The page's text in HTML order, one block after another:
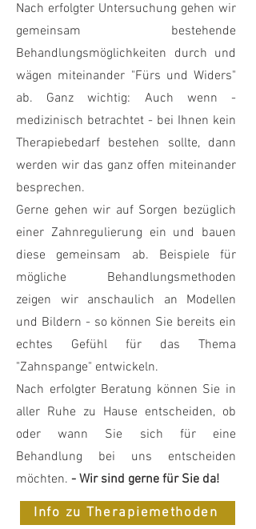
Nach erfolgter Untersuchung gehen wir
gemeinsam bestehende
Behandlungsmöglichkeiten durch und
wägen miteinander "Fürs und Widers"
ab. Ganz wichtig: Auch wenn -
medizinisch betrachtet - bei Ihnen kein
Therapiebedarf bestehen sollte, dann
werden wir das ganz offen miteinander
besprechen.
Gerne gehen wir auf Sorgen bezüglich
einer Zahnregulierung ein und bauen
diese gemeinsam ab. Beispiele für
mögliche Behandlungsmethoden
zeigen wir anschaulich an Modellen
und Bildern - so können Sie bereits ein
echtes Gefühl für das Thema
"Zahnspange" entwickeln.
Nach erfolgter Beratung können Sie in
aller Ruhe zu Hause entscheiden, ob
oder wann Sie sich für eine
Behandlung bei uns entscheiden
möchten. - Wir sind gerne für Sie da!
Info zu Therapiemethoden